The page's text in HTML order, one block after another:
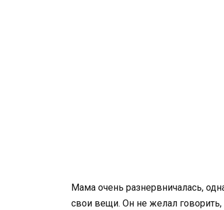
Мама очень разнервничалась,
свои вещи. Он не желал